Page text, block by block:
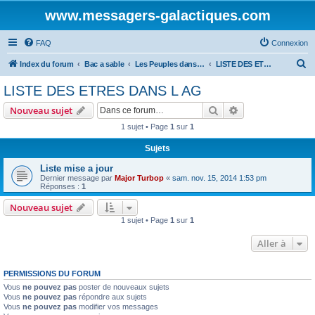
www.messagers-galactiques.com
FAQ Connexion
Index du forum Bac a sable Les Peuples dans l'AG. LISTE DES ETRES DANS L AG
e
LISTE DES ETRES DANS L AG
Nouveau sujet Rechercher
1 sujet • Page 1 sur 1
Sujets
Liste mise a jour
Dernier message par Major Turbop « sam. nov. 15, 2014 1:53 pm
Réponses : 1
Nouveau sujet
1 sujet • Page 1 sur 1
Aller à
PERMISSIONS DU FORUM
Vous ne pouvez pas poster de nouveaux sujets
Vous ne pouvez pas répondre aux sujets
Vous ne pouvez pas modifier vos messages